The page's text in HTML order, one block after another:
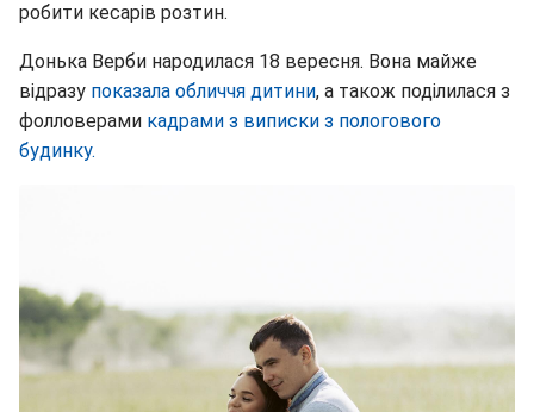
робити кесарів розтин.
Донька Верби народилася 18 вересня. Вона майже
відразу показала обличчя дитини, а також поділилася з
фолловерами кадрами з виписки з пологового
будинку.